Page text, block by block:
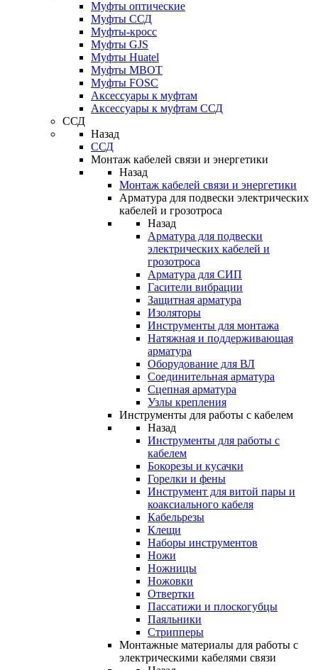
Муфты оптические
Муфты ССД
Муфты-кросс
Муфты GJS
Муфты Huatel
Муфты МВОТ
Муфты FOSC
Аксессуары к муфтам
Аксессуары к муфтам ССД
ССД
Назад
ССД
Монтаж кабелей связи и энергетики
Назад
Монтаж кабелей связи и энергетики
Арматура для подвески электрических
кабелей и грозотроса
Назад
Арматура для подвески
электрических кабелей и
грозотроса
Арматура для СИП
Гасители вибрации
Защитная арматура
Изоляторы
Инструменты для монтажа
Натяжная и поддерживающая
арматура
Оборудование для ВЛ
Соединительная арматура
Сцепная арматура
Узлы крепления
Инструменты для работы с кабелем
Назад
Инструменты для работы с
кабелем
Бокорезы и кусачки
Горелки и фены
Инструмент для витой пары и
коаксиального кабеля
Кабельрезы
Клещи
Наборы инструментов
Ножи
Ножницы
Ножовки
Отвертки
Пассатижи и плоскогубцы
Паяльники
Стрипперы
Монтажные материалы для работы с
электрическими кабелями связи